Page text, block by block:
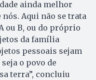
ainda melhor
nós. Aqui não se trata
ou B, ou do próprio
da família
pessoais sejam
o povo de
terra”, concluiu